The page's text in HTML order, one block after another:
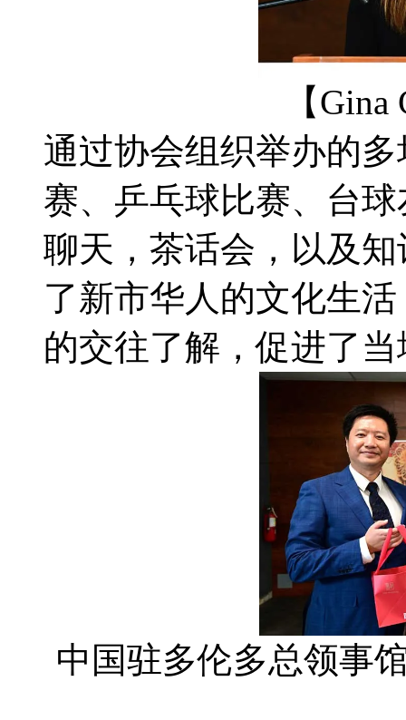
【
通过协会组织举办的
赛、乒乓球比赛、台
聊天，茶话会，以及
了新市华人的文化生
的交往了解，促进了
中国驻多伦多总领事